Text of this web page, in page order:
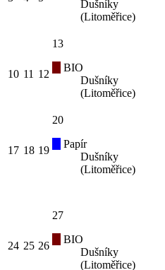
Dušníky
(Litoměřice)
10 11 12
13
BIO
Dušníky
(Litoměřice)
17 18 19
20
Papír
Dušníky
(Litoměřice)
24 25 26
27
BIO
Dušníky
(Litoměřice)